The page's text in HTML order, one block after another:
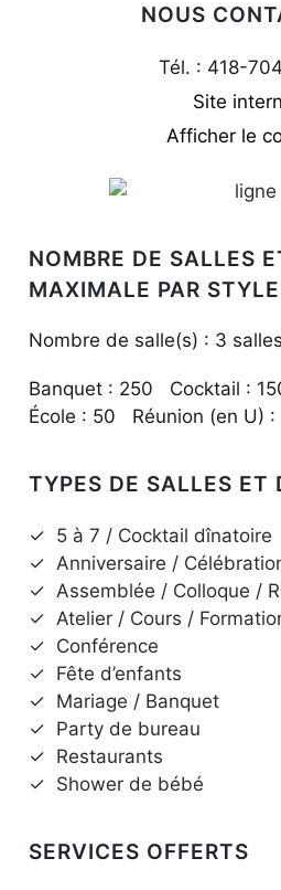
NOUS
Tél. : 418-
Site
Afficher le
NOMBRE DE SALLES
MAXIMALE PAR STYLE
Nombre de salle(s) : 3 salles
Banquet : 250 Cocktail :
École : 50 Réunion (en U) :
TYPES DE SALLES ET
✓ 5 à 7 / Cocktail dînatoire
✓ Anniversaire /
✓ Assemblée / Colloque /
✓ Atelier / Cours /
✓ Conférence
✓ Fête d’enfants
✓ Mariage / Banquet
✓ Party de bureau
✓ Restaurants
✓ Shower de bébé
SERVICES OFFERTS